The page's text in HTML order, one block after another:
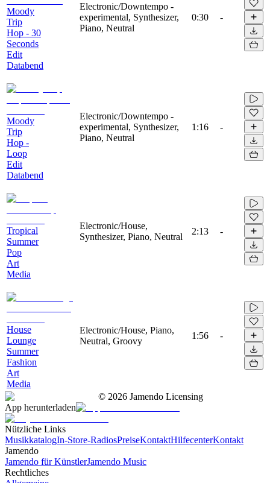
Moody
Trip
Hop - 30
Seconds
Edit
Databend
Electronic/Downtempo -
experimental, Synthesizer,
Piano, Neutral
0:30 -
Moody
Trip
Hop -
Loop
Edit
Databend
Electronic/Downtempo -
experimental, Synthesizer,
Piano, Neutral
1:16 -
Tropical
Summer
Pop
Art
Media
Electronic/House,
Synthesizer, Piano, Neutral
2:13 -
House
Lounge
Summer
Fashion
Art
Media
Electronic/House, Piano,
Neutral, Groovy
1:56 -
© 2026 Jamendo Licensing
App herunterladen
Nützliche Links
MusikkatalogIn-Store-RadiosPreiseKontaktHilfecenterKontakt
Jamendo
Jamendo für KünstlerJamendo Music
Rechtliches